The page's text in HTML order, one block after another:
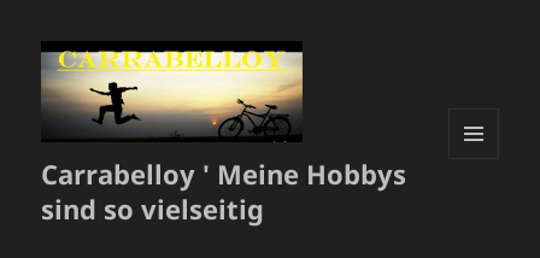
Carrabelloy ' Meine Hobbys
sind so vielseitig